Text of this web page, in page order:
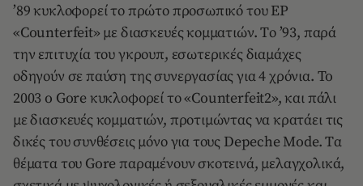
’89 κυκλοφορεί το πρώτο προσωπικό του EP
«Counterfeit» με διασκευές κομματιών. Tο ’93, παρά
την επιτυχία του γκρουπ, εσωτερικές διαμάχες
οδηγούν σε παύση της συνεργασίας για 4 χρόνια. To
2003 o Gore κυκλοφορεί το «Counterfeit2», και πάλι
με διασκευές κομματιών, προτιμώντας να κρατάει τις
δικές του συνθέσεις μόνο για τους Depeche Mode. Tα
θέματα του Gore παραμένουν σκοτεινά, μελαγχολικά,